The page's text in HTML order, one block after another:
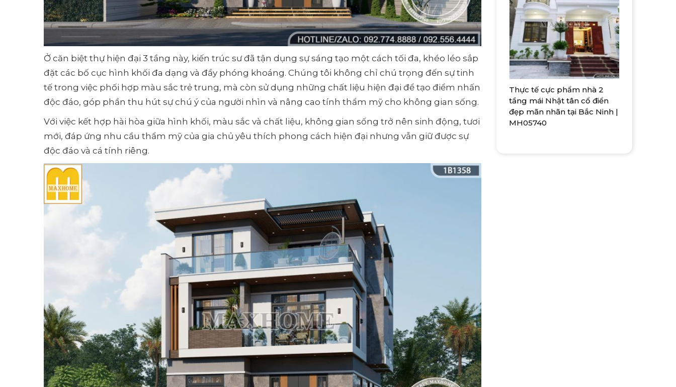
Ở căn biệt thự hiện đại 3 tầng này, kiến trúc sư đã tận dụng sự sáng tạo một cách tối đa, khéo léo sắp
đặt các bố cục hình khối đa dạng và đầy phóng khoáng. Chúng tôi không chỉ chú trọng đến sự tinh
tế trong việc phối hợp màu sắc trẻ trung, mà còn sử dụng những chất liệu hiện đại để tạo điểm nhấn
độc đáo, góp phần thu hút sự chú ý của người nhìn và nâng cao tính thẩm mỹ cho không gian sống.
Với việc kết hợp hài hòa giữa hình khối, màu sắc và chất liệu, không gian sống trở nên sinh động, tươi
mới, đáp ứng nhu cầu thẩm mỹ của gia chủ yêu thích phong cách hiện đại nhưng vẫn giữ được sự
độc đáo và cá tính riêng.
Thực tế cực phẩm nhà 2
tầng mái Nhật tân cổ điển
đẹp mãn nhãn tại Bắc Ninh |
MH05740